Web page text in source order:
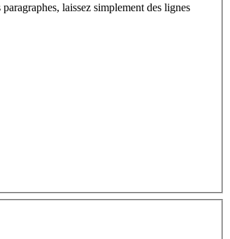
paragraphes, laissez simplement des lignes